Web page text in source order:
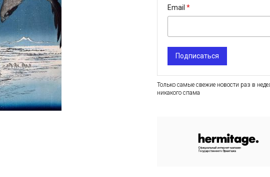
Email
Подписаться
Только самые свежие новости раз в
никакого спама